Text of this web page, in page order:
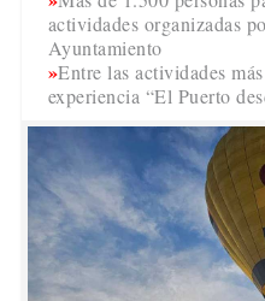
actividades organizadas
Ayuntamiento
Entre las actividades
experiencia “El Puerto